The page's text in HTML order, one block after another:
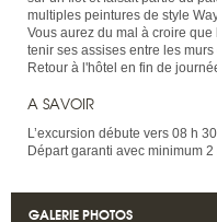
multiples peintures de style
Vous aurez du mal à croire
tenir ses assises entre les
Retour à l'hôtel en fin de
A SAVOIR
L’excursion débute vers 08 h
Départ garanti avec minimum
GALERIE PHOTOS